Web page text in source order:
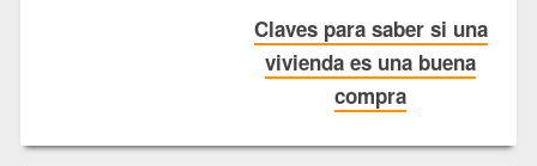
Claves para saber si una
vivienda es una buena
compra